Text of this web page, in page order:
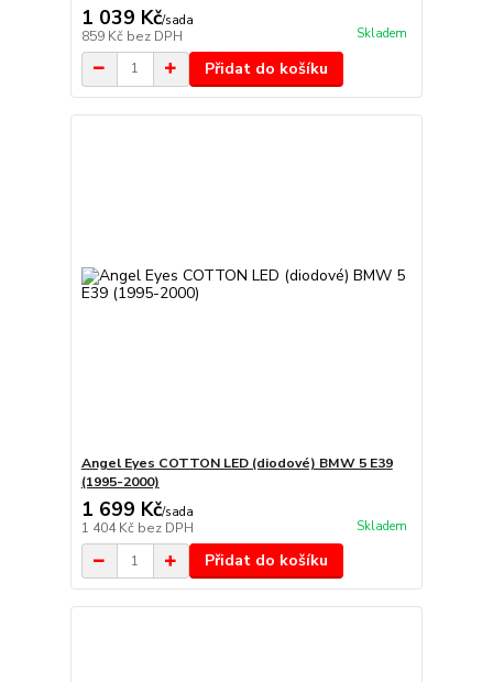
1 039 Kč/sada
859 Kč bez DPH Skladem
Přidat do košíku
Angel Eyes COTTON LED (diodové) BMW 5 E39
(1995-2000)
1 699 Kč/sada
1 404 Kč bez DPH Skladem
Přidat do košíku